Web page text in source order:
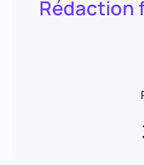
Rédaction